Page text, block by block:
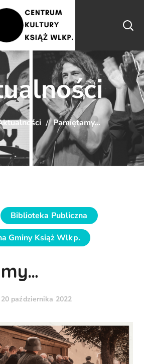
Pamiętamy…
Biblioteka Publiczna
Gminy Książ Wlkp.
20 października 2022